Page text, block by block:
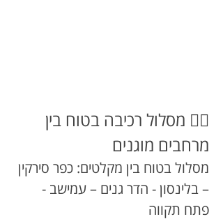
🚵‍♂️ מסלול רכיבה בטוח בין
מרחבים מוגנים
מסלול בטוח בין מקלטים: כפר סירקין
– בלינסון - הדר גנים – עמישב -
פתח תקווה